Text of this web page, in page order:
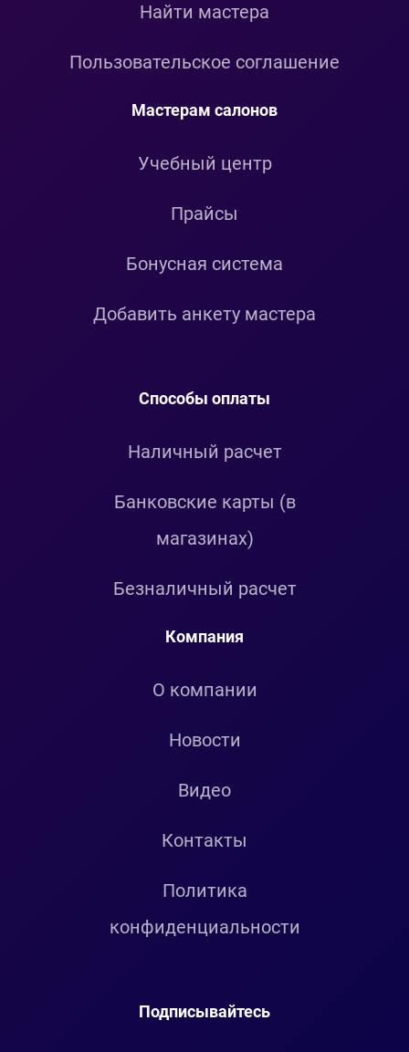
Найти мастера
Пользовательское соглашение
Мастерам салонов
Учебный центр
Прайсы
Бонусная система
Добавить анкету мастера
Способы оплаты
Наличный расчет
Банковские карты (в
магазинах)
Безналичный расчет
Компания
О компании
Новости
Видео
Контакты
Политика
конфиденциальности
Подписывайтесь